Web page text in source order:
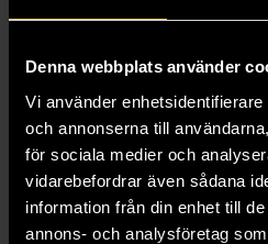
Denna webbplats använder
Vi använder
och annonserna till
för sociala medier och
vidarebefordrar även sådana
information från din enhet till
annons- och analysföretag
Mer från